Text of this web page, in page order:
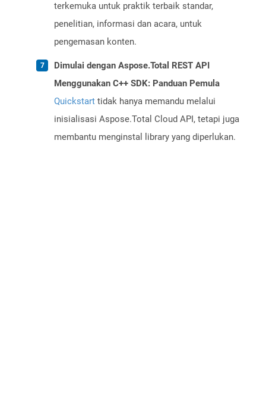
terkemuka untuk praktik terbaik standar,
penelitian, informasi dan acara, untuk
pengemasan konten.
Dimulai dengan Aspose.Total REST API
Menggunakan C++ SDK: Panduan Pemula
Quickstart tidak hanya memandu melalui
inisialisasi Aspose.Total Cloud API, tetapi juga
membantu menginstal library yang diperlukan.